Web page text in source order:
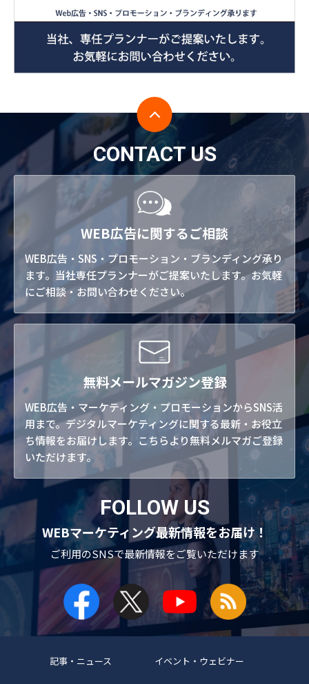
CONTACT US
WEB広告に関するご相談
WEB広告・SNS・プロモーション・ブランディング承り
ます。当社専任プランナーがご提案いたします。お気軽
にご相談・お問い合わせください。
無料メールマガジン登録
WEB広告・マーケティング・プロモーションからSNS活
用まで。デジタルマーケティングに関する最新・お役立
ち情報をお届けします。こちらより無料メルマガご登録
いただけます。
FOLLOW US
WEBマーケティング最新情報をお届け！
ご利用のSNSで最新情報をご覧いただけます
記事・ニュース イベント・ウェビナー